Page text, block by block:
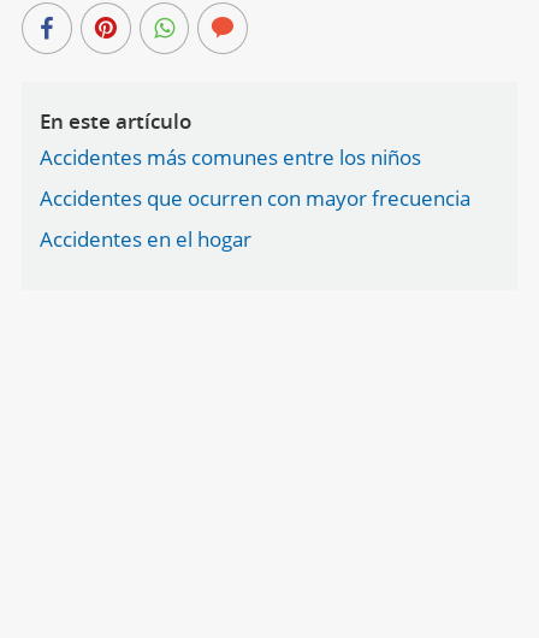
En este artículo
Accidentes más comunes entre los niños
Accidentes que ocurren con mayor frecuencia
Accidentes en el hogar